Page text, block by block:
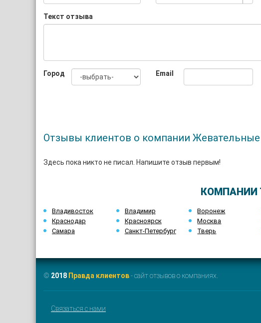
Текст отзыва
Город Email
Отзывы клиентов о компании
Здесь пока никто не писал. Напишите отзыв первым!
КОМПАНИИ
Владивосток Владимир Воронеж
Краснодар
Красноярск Москва
Самара
Санкт-Петербург Тверь
© 2018 Правда клиентов- сайт отзывов о компаниях.
Связаться с нами